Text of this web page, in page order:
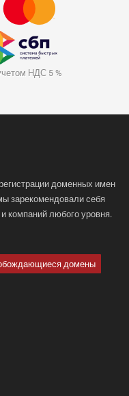
НДС 5 %
доменных имен
зарекомендовали себя
компаний любого уровня.
домены